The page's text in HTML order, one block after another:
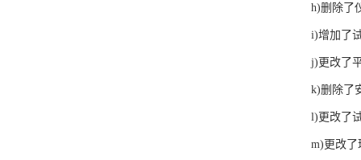
h)删除了
i)增加了
j)更改了
k)删除了
l)更改了
m)更改了